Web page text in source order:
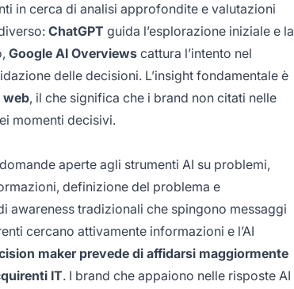
in cerca di analisi approfondite e valutazioni
ChatGPT guida l’esplorazione iniziale e la
Google AI Overviews cattura l’intento nel
delle decisioni. L’insight fondamentale è
web, il che significa che i brand non citati nelle
momenti decisivi.
aperte agli strumenti AI su problemi,
definizione del problema e
awareness tradizionali che spingono messaggi
cercano attivamente informazioni e l’AI
maker prevede di affidarsi maggiormente
IT. I brand che appaiono nelle risposte AI